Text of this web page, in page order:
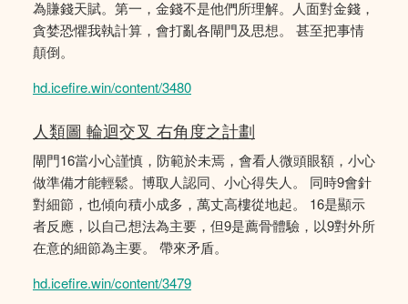
為賺錢天賦。第一，金錢不是他們所理解。人面對金錢，
貪婪恐懼我執計算，會打亂各閘門及思想。 甚至把事情
顛倒。
hd.icefire.win/content/3480
人類圖 輪迴交叉 右角度之計劃
閘門16當小心謹慎，防範於未焉，會看人微頭眼額，小心
做準備才能輕鬆。博取人認同、小心得失人。 同時9會針
對細節，也傾向積小成多，萬丈高樓從地起。 16是顯示
者反應，以自己想法為主要，但9是薦骨體驗，以9對外所
在意的細節為主要。 帶來矛盾。
hd.icefire.win/content/3479